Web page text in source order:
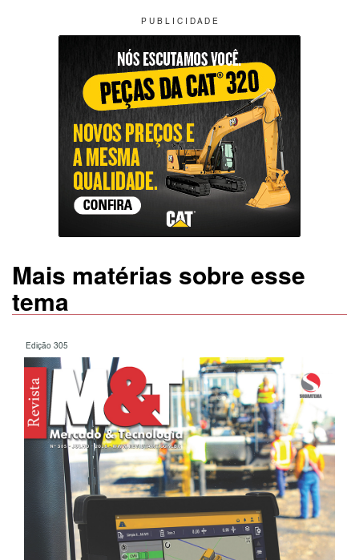
P U B L I C I D A D E
Mais matérias sobre esse
tema
Edição 305